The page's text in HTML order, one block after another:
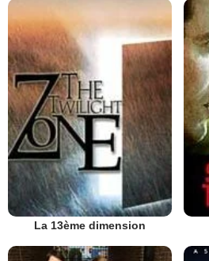
La 13ème dimension